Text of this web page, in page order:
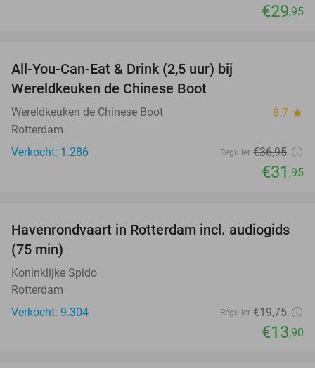
€29,95
All-You-Can-Eat & Drink (2,5 uur) bij
Wereldkeuken de Chinese Boot
Wereldkeuken de Chinese Boot 8.7 star
Rotterdam
Verkocht: 1.286
Regulier €36,95
€31 ,95
30%
Havenrondvaart in Rotterdam incl. audiogids
(75 min)
Koninklijke Spido
Rotterdam
Verkocht: 9.304
Regulier €19,75
€13,90